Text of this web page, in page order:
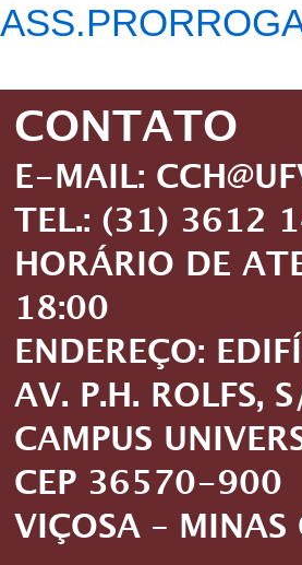
CONTATO
E-MAIL:
TEL.: (31) 3612
HORÁRIO DE
18:00
ENDEREÇO:
AV. P.H. ROLFS,
CAMPUS
CEP 36570-900
VIÇOSA – MINAS